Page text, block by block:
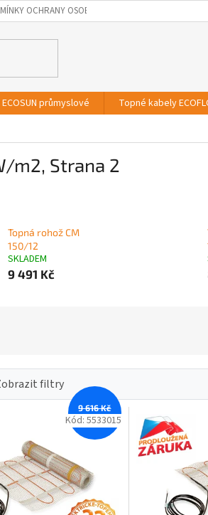
OCHRANY OSOBNÍCH ÚDAJŮ
průmyslové Topné kabely
m2, Strana 2
Topná rohož CM
150/12
SKLADEM
9 491 Kč
filtry
9 616 Kč
–12 %
Kód: 5533015